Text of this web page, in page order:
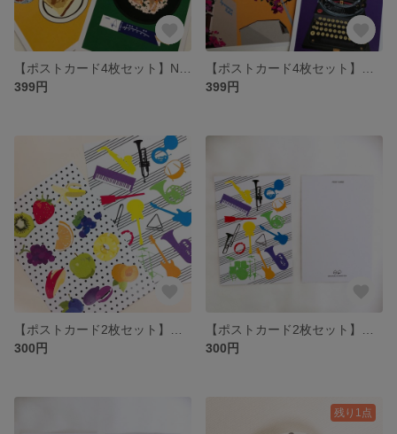
399円
399円
300円
300円
残り1点